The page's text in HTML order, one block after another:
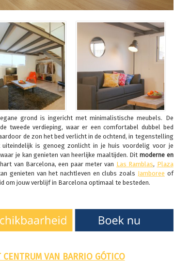
grond is ingericht met minimalistische meubels. De
tweede verdieping, waar er een comfortabel dubbel bed
de zon het bed verlicht in de ochtend, in tegenstelling
uiteindelijk is genoeg zonlicht in je huis voordelig voor je
waar je kan genieten van heerlijke maaltijden. Dit moderne en
van Barcelona, een paar meter van Las Ramblas, Plaza
genieten van het nachtleven en clubs zoals Jamboree of
om jouw verblijf in Barcelona optimaal te besteden.
VAN BARRIO GÓTICO